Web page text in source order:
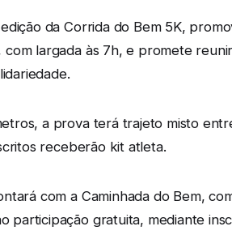
da Corrida do Bem 5K,
largada às 7h, e promete
a prova terá trajeto misto
receberão kit atleta.
com a Caminhada do Bem,
participação gratuita, mediante